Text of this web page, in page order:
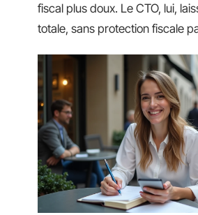
fiscal plus doux. Le CTO, lui,
totale, sans protection fiscale